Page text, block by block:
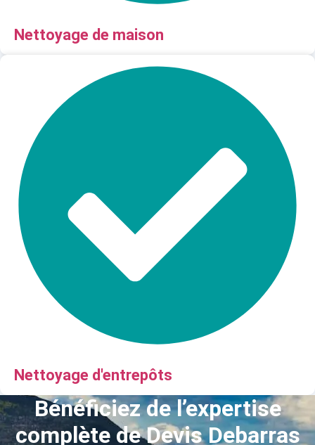
Nettoyage de maison
Nettoyage d'entrepôts
Bénéficiez de l’expertise
complète de Devis Debarras